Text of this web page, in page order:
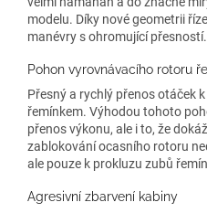
modelu. Díky nové geometrii
manévry s ohromující přesností.
Pohon vyrovnávacího rotoru
Přesný a rychlý přenos otáček
řemínkem. Výhodou tohoto
přenos výkonu, ale i to, že
zablokování ocasního rotoru
ale pouze k prokluzu zubů
Agresivní zbarvení kabiny